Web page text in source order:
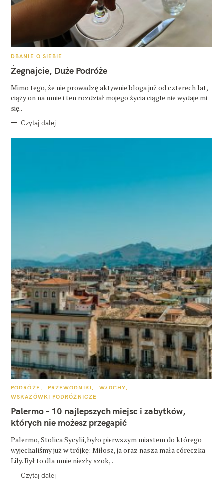
K
T
E
O
R
I
DBANIE O SIEBIE
Żegnajcie, Duże Podróże
Mimo tego, że nie prowadzę aktywnie bloga już od czterech lat,
ciąży on na mnie i ten rozdział mojego życia ciągle nie wydaje mi
się..
Czytaj dalej
K
T
G
R
PODRÓŻE PRZEWODNIKI
WŁOCHY
WSKAZÓWKI PODRÓŻNICZE
Palermo – 10 najlepszych miejsc i zabytków,
których nie możesz przegapić
Palermo, Stolica Sycylii, było pierwszym miastem do którego
wyjechaliśmy już w trójkę: Miłosz, ja oraz nasza mała córeczka
Lily. Był to dla mnie niezły szok,..
Czytaj dalej